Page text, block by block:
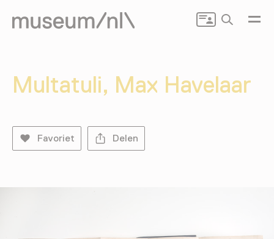
Zoeken
Multatuli, Max Havelaar
Favoriet Delen